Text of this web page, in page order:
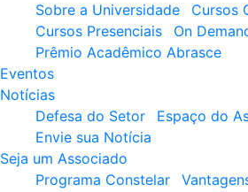
Sobre a Universidade
Cursos
Cursos Presenciais
On
Prêmio Acadêmico Abrasce
Eventos
Notícias
Defesa do Setor
Espaço do
Envie sua Notícia
Seja um Associado
Programa Constelar